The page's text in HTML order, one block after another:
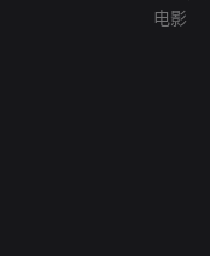
电影